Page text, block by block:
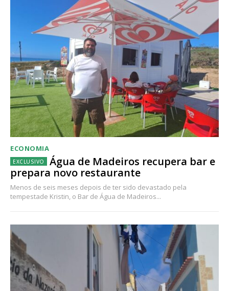
ECONOMIA
Água de Madeiros recupera bar e
prepara novo restaurante
Menos de seis meses depois de ter sido devastado pela
tempestade Kristin, o Bar de Água de Madeiros...